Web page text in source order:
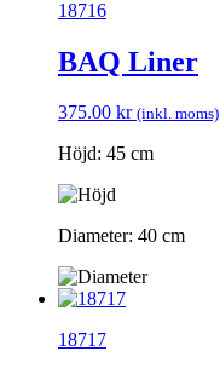
18716
BAQ Liner
375.00 kr (inkl. moms)
Höjd: 45 cm
Diameter: 40 cm
18717